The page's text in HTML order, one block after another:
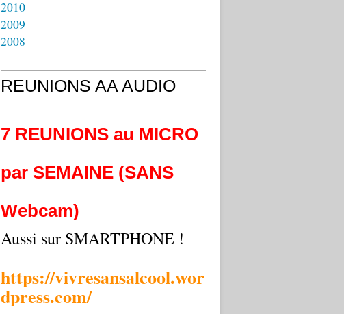
2010
2009
2008
REUNIONS AA AUDIO
7 REUNIONS au MICRO
par SEMAINE (SANS
Webcam)
Aussi sur SMARTPHONE !
https://vivresansalcool.wor
dpress.com/